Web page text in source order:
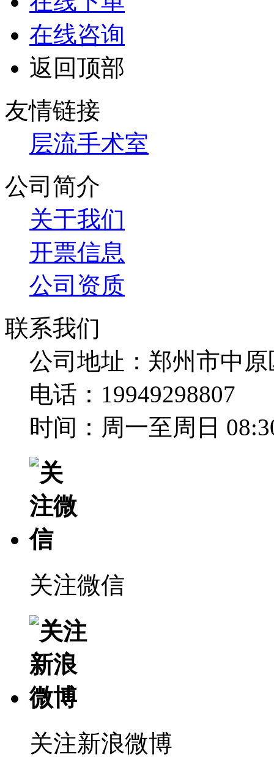
在线咨询
返回顶部
友情链接
层流手术室
公司简介
关于我们
开票信息
公司资质
联系我们
公司地址：郑州市中
电话：19949298807
时间：周一至周日
关注微信
关注新浪微博